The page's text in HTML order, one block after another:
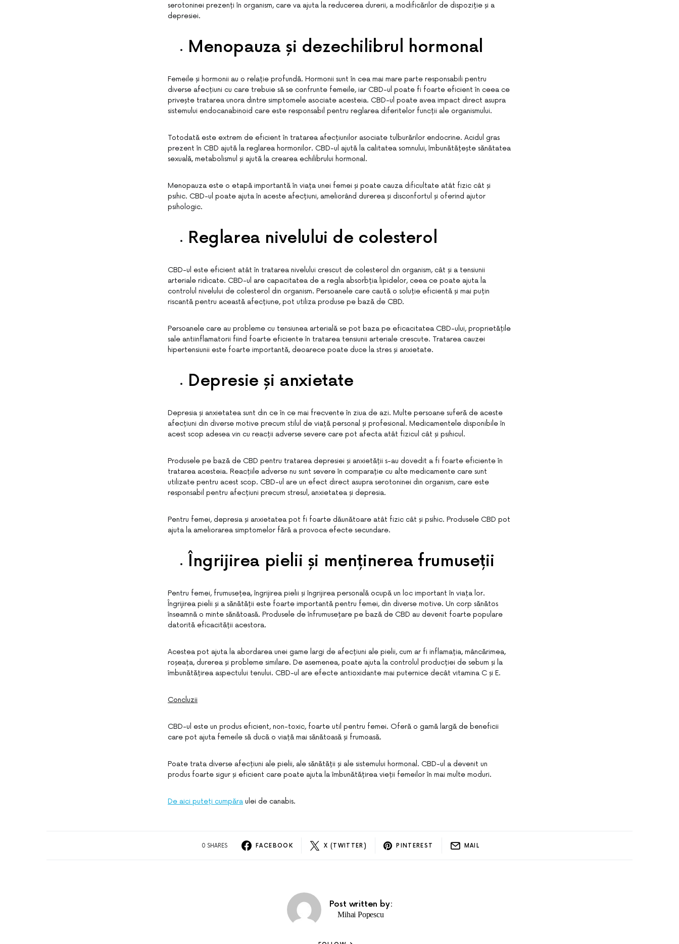
serotoninei prezenți în organism, care va ajuta la reducerea durerii, a modificărilor de dispoziție și a
depresiei.
Menopauza și dezechilibrul hormonal
Femeile și hormonii au o relație profundă. Hormonii sunt în cea mai mare parte responsabili pentru
diverse afecțiuni cu care trebuie să se confrunte femeile, iar CBD-ul poate fi foarte eficient în ceea ce
privește tratarea unora dintre simptomele asociate acesteia. CBD-ul poate avea impact direct asupra
sistemului endocanabinoid care este responsabil pentru reglarea diferitelor funcții ale organismului.
Totodată este extrem de eficient în tratarea afecțiunilor asociate tulburărilor endocrine. Acidul gras
prezent în CBD ajută la reglarea hormonilor. CBD-ul ajută la calitatea somnului, îmbunătățește sănătatea
sexuală, metabolismul și ajută la crearea echilibrului hormonal.
Menopauza este o etapă importantă în viața unei femei și poate cauza dificultate atât fizic cât și
psihic. CBD-ul poate ajuta în aceste afecțiuni, ameliorând durerea și disconfortul și oferind ajutor
psihologic.
Reglarea nivelului de colesterol
CBD-ul este eficient atât în tratarea nivelului crescut de colesterol din organism, cât și a tensiunii
arteriale ridicate. CBD-ul are capacitatea de a regla absorbția lipidelor, ceea ce poate ajuta la
controlul nivelului de colesterol din organism. Persoanele care caută o soluție eficientă și mai puțin
riscantă pentru această afecțiune, pot utiliza produse pe bază de CBD.
Persoanele care au probleme cu tensiunea arterială se pot baza pe eficacitatea CBD-ului, proprietățile
sale antiinflamatorii fiind foarte eficiente în tratarea tensiunii arteriale crescute. Tratarea cauzei
hipertensiunii este foarte importantă, deoarece poate duce la stres și anxietate.
Depresie și anxietate
Depresia și anxietatea sunt din ce în ce mai frecvente în ziua de azi. Multe persoane suferă de aceste
afecțiuni din diverse motive precum stilul de viață personal și profesional. Medicamentele disponibile în
acest scop adesea vin cu reacții adverse severe care pot afecta atât fizicul cât și psihicul.
Produsele pe bază de CBD pentru tratarea depresiei și anxietății s-au dovedit a fi foarte eficiente în
tratarea acesteia. Reacțiile adverse nu sunt severe în comparație cu alte medicamente care sunt
utilizate pentru acest scop. CBD-ul are un efect direct asupra serotoninei din organism, care este
responsabil pentru afecțiuni precum stresul, anxietatea și depresia.
Pentru femei, depresia și anxietatea pot fi foarte dăunătoare atât fizic cât și psihic. Produsele CBD pot
ajuta la ameliorarea simptomelor fără a provoca efecte secundare.
Îngrijirea pielii și menținerea frumuseții
Pentru femei, frumusețea, îngrijirea pielii și îngrijirea personală ocupă un loc important în viața lor.
Îngrijirea pielii și a sănătății este foarte importantă pentru femei, din diverse motive. Un corp sănătos
înseamnă o minte sănătoasă. Produsele de înfrumusețare pe bază de CBD au devenit foarte populare
datorită eficacității acestora.
Acestea pot ajuta la abordarea unei game largi de afecțiuni ale pielii, cum ar fi inflamația, mâncărimea,
roșeața, durerea și probleme similare. De asemenea, poate ajuta la controlul producției de sebum și la
îmbunătățirea aspectului tenului. CBD-ul are efecte antioxidante mai puternice decât vitamina C și E.
Concluzii
CBD-ul este un produs eficient, non-toxic, foarte util pentru femei. Oferă o gamă largă de beneficii
care pot ajuta femeile să ducă o viață mai sănătoasă și frumoasă.
Poate trata diverse afecțiuni ale pielii, ale sănătății și ale sistemului hormonal. CBD-ul a devenit un
produs foarte sigur și eficient care poate ajuta la îmbunătățirea vieții femeilor în mai multe moduri.
De aici puteți cumpăra ulei de canabis.
0 SHARES FACEBOOK X (TWITTER) PINTEREST MAIL
Post written by:
Mihai Popescu